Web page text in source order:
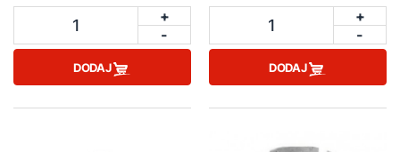
1
+
-
DODAJ
1
+
-
DODAJ